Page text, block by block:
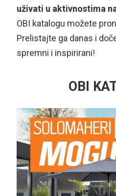
uživati u aktivnostima
OBI katalogu možete
Prelistajte ga danas i
spremni i inspirirani!
OBI